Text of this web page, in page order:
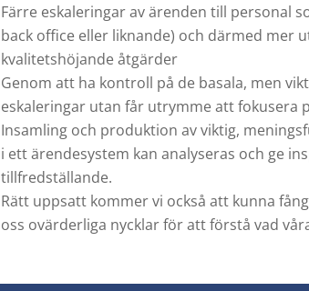
Färre eskaleringar av ärenden till personal
back office eller liknande) och därmed mer
kvalitetshöjande åtgärder
Genom att ha kontroll på de basala, men
eskaleringar utan får utrymme att fokusera
Insamling och produktion av viktig,
i ett ärendesystem kan analyseras och ge
tillfredställande.
Rätt uppsatt kommer vi också att kunna
oss ovärderliga nycklar för att förstå vad